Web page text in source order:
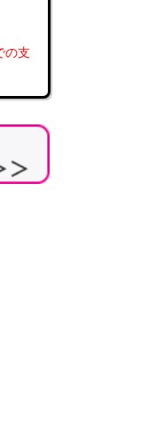
の支